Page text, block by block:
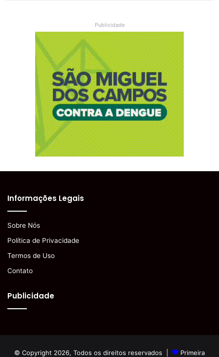
Publicidade
Informações Legais
Sobre Nós
Política de Privacidade
Termos de Uso
Contato
Publicidade
© Copyright 2026, Todos os direitos reservados | Primeira